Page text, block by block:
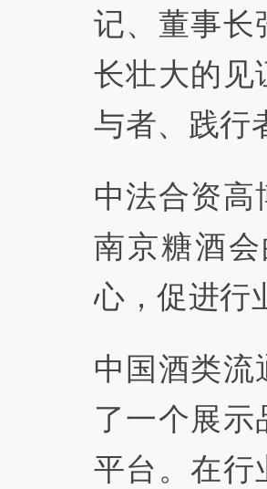
记、董事长
长壮大的见
与者、践行
中法合资
南京糖酒
心，促进行
中国酒类
了一个展
平台。在行